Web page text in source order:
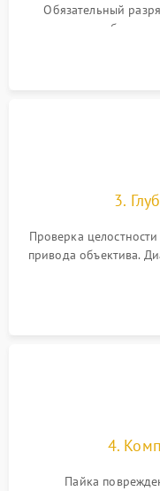
Обязательный
вспышки для
пыли, песка и
3.
Проверка
привода объектива.
питания и
затвора и
4.
Пайка